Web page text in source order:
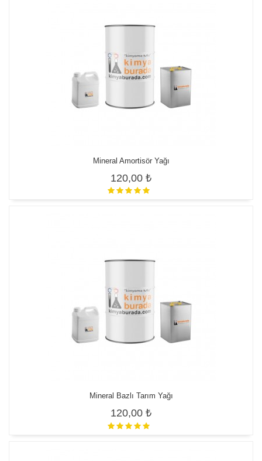
Mineral Amortisör Yağı
120,00 ₺
Mineral Bazlı Tarım Yağı
120,00 ₺